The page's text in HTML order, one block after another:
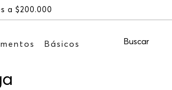
a $200.000
Básicos Buscar